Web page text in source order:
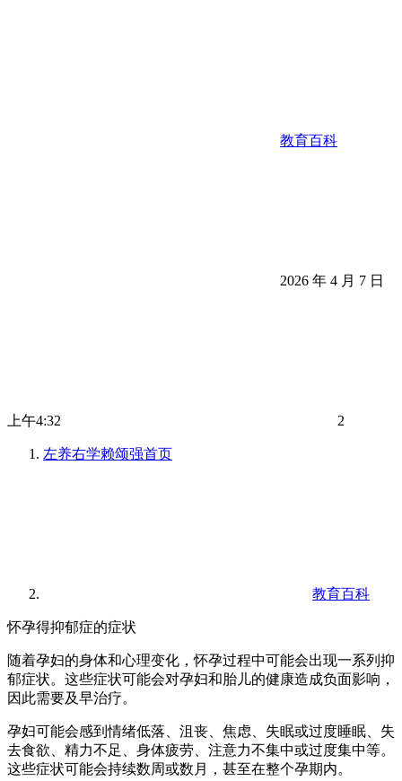
教育百科
2026 年 4 月 7 日
上午4:32 2
左养右学赖颂强首页
教育百科
怀孕得抑郁症的症状
随着孕妇的身体和心理变化，怀孕过程中可能会出现一系列抑
郁症状。这些症状可能会对孕妇和胎儿的健康造成负面影响，
因此需要及早治疗。
孕妇可能会感到情绪低落、沮丧、焦虑、失眠或过度睡眠、失
去食欲、精力不足、身体疲劳、注意力不集中或过度集中等。
这些症状可能会持续数周或数月，甚至在整个孕期内。